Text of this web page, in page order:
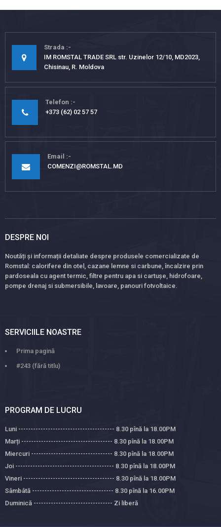
Strada
IM ROMSTAL TRADE SRL str. Uzinelor 12/10, MD2023,
Chisinau, R. Moldova
Telefon
+373 (62) 02 57 57
Email
COMENZI@ROMSTAL.MD
DESPRE NOI
Noutăți și informații detaliate despre produsele comercializate de
Romstal: calorifere din otel, cazane lemne si carbune, încalzire prin
pardoseala cu agent termic, filtre pentru apa si cartușe, hidrofoare,
pompe drenaj si submersibile, lavoare, panouri fotvoltaice.
SERVICIILE NOASTRE
Prima pagină
#243 (fără titlu)
PROGRAM DE LUCRU
Luni --------------------------------------- 8.30 pînă la 18.00PM
Marți ------------------------------------- 8.30 pînă la 18.00PM
Miercuri --------------------------------- 8.30 pînă la 18.00PM
Joi ---------------------------------------- 8.30 pînă la 18.00PM
Vineri ------------------------------------- 8.30 pînă la 18.00PM
Sâmbâtă --------------------------------- 8.30 pînă la 16.00PM
Duminică -------------------------------- Zi liberă